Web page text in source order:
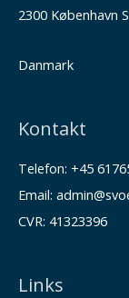
2300 København S
Danmark
Kontakt
Telefon: +45
Email:
CVR: 41323396
Links